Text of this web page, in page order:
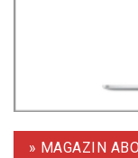
» MAGAZIN